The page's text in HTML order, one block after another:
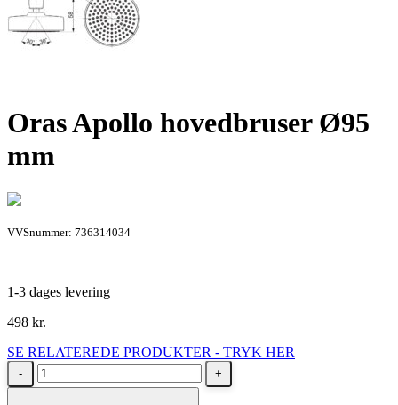
Oras Apollo hovedbruser Ø95
mm
VVSnummer: 736314034
1-3 dages levering
498 kr.
SE RELATEREDE PRODUKTER - TRYK HER
Oras
Apollo